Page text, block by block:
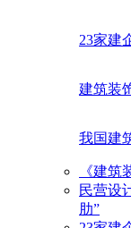
23家建
建筑装
我国建
《建
民营设
肋”